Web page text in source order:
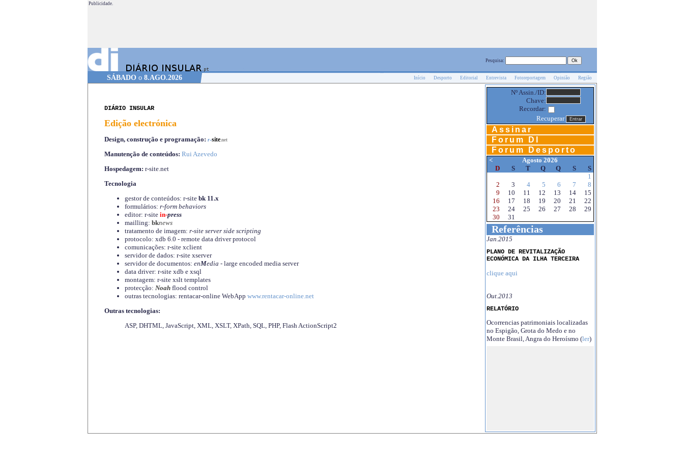
Publicidade.
Pesquisa:
SÁBADO o 8.AGO.2026 Início Desporto Editorial Entrevista Fotoreportagem Opinião Região
DIÁRIO INSULAR
Edição electrónica
Design, construção e programação: r-site.net
Manutenção de conteúdos: Rui Azevedo
Hospedagem: r-site.net
Tecnologia
gestor de conteúdos: r-site bk 11.x
formulários: r-form behaviors
editor: r-site in-press
mailling: bknews
tratamento de imagem: r-site server side scripting
protocolo: xdb 6.0 - remote data driver protocol
comunicações: r-site xclient
servidor de dados: r-site xserver
servidor de documentos: enMedia - large encoded media server
data driver: r-site xdb e xsql
montagem: r-site xslt templates
protecção: Noahflood control
outras tecnologias: rentacar-online WebApp www.rentacar-online.net
Outras tecnologias:
ASP, DHTML, JavaScript, XML, XSLT, XPath, SQL, PHP, Flash ActionScript2
Nº Assin./ID:
Chave:
Recordar:
Recuperar
Assinar
Forum DI
Forum Desporto
<
Agosto 2026
D
S T Q Q S
S
1
2
3 4 5 6 7
8
9
10 11 12 13 14
15
16
17 18 19 20 21
22
23
24 25 26 27 28
29
30
31
Referências
Jan.2015
PLANO DE REVITALIZAÇÃO
ECONÓMICA DA ILHA TERCEIRA
clique aqui
Out.2013
RELATÓRIO
Ocorrencias patrimoniais localizadas
no Espigão, Grota do Medo e no
Monte Brasil, Angra do Heroísmo (ler)